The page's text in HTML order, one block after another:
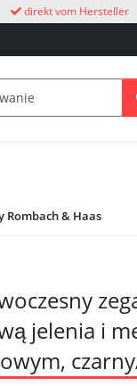
direkt vom Hersteller
Rombach & Haas
jelenia i